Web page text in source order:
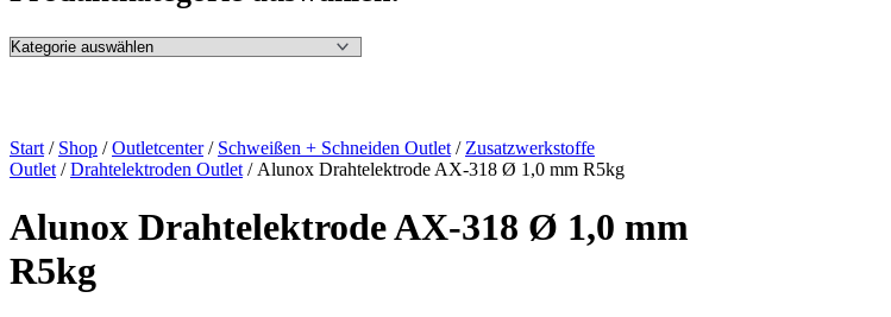
Start / Shop /Outletcenter/ Schweißen + Schneiden Outlet / Zusatzwerkstoffe
Outlet /Drahtelektroden Outlet / Alunox Drahtelektrode AX-318 Ø 1,0 mm R5kg
Alunox Drahtelektrode AX-318 Ø 1,0 mm
R5kg